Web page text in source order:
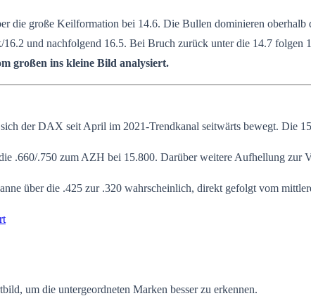
die große Keilformation bei 14.6. Die Bullen dominieren oberhalb
und nachfolgend 16.5. Bei Bruch zurück unter die 14.7 folgen
großen ins kleine Bild analysiert.
der DAX seit April im 2021-Trendkanal seitwärts bewegt. Die
.660/.750 zum AZH bei 15.800. Darüber weitere Aufhellung
über die .425 zur .320 wahrscheinlich, direkt gefolgt vom
um die untergeordneten Marken besser zu erkennen.